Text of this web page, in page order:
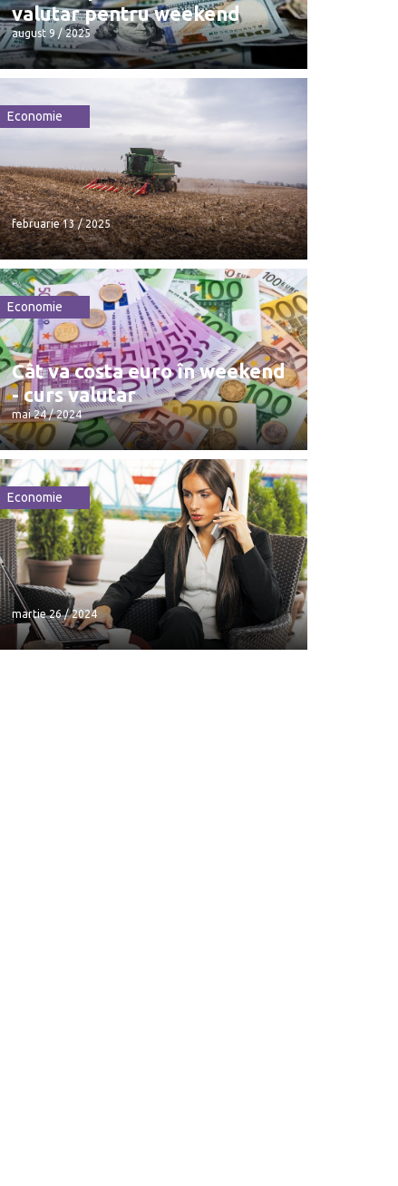
valutar pentru weekend
august 9 / 2025
Dolarul pierde teren: Cursul
valutar pentru weekend
august 9 / 2025
Economie
februarie 13 / 2025
februarie 13 / 2025
Economie
Cât va costa euro în weekend
- curs valutar
mai 24 / 2024
Cât va costa euro în weekend -
curs valutar
mai 24 / 2024
Economie
martie 26 / 2024